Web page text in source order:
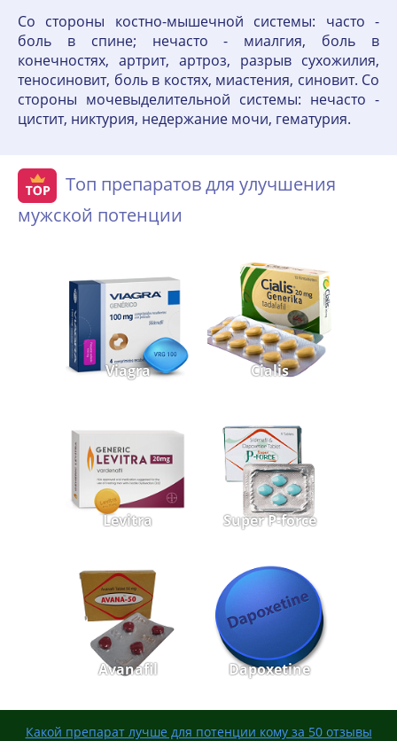
Со стороны костно-мышечной системы: часто -
боль в спине; нечасто - миалгия, боль в
конечностях, артрит, артроз, разрыв сухожилия,
теносиновит, боль в костях, миастения, синовит. Со
стороны мочевыделительной системы: нечасто -
цистит, никтурия, недержание мочи, гематурия.
Топ препаратов для улучшения
мужской потенции
Viagra Cialis
Levitra Super P-force
Avanafil Dapoxetine
Какой препарат лучше для потенции кому за 50 отзывы